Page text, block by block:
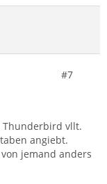
#7
Thunderbird vllt.
angiebt.
jemand anders